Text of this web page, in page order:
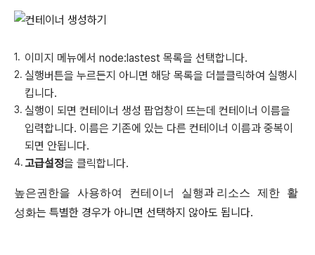
이미지 메뉴에서 node:lastest 목록을 선택합니다.
실행버튼을 누르든지 아니면 해당 목록을 더블클릭하여 실행시
킵니다.
실행이 되면 컨테이너 생성 팝업창이 뜨는데 컨테이너 이름을
입력합니다. 이름은 기존에 있는 다른 컨테이너 이름과 중복이
되면 안됩니다.
고급설정을 클릭합니다.
높은권한을 사용하여 컨테이너 실행과 리소스 제한 활
성화는 특별한 경우가 아니면 선택하지 않아도 됩니다.